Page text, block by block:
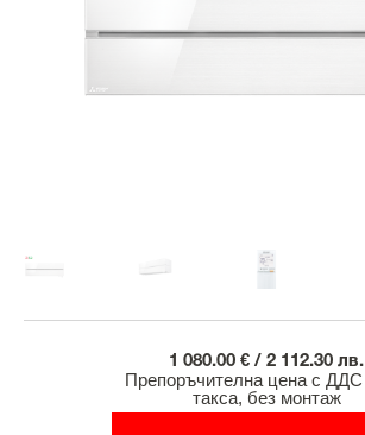
1 080.00 € / 2 112.30 лв.
Препоръчителна цена с ДДС
такса, без монтаж